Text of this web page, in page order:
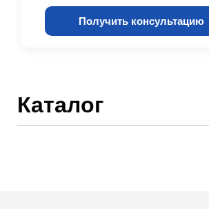
Получить консультацию
Каталог